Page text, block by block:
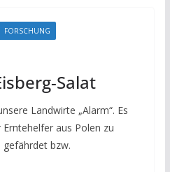
FORSCHUNG
Salat
Landwirte „Alarm“. Es
aus Polen zu
bzw.